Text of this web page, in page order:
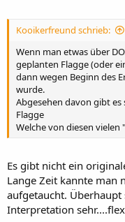
Kooikerfreund schrieb:
Wenn man etwas über
geplanten Flagge (oder
dann wegen Beginn des
wurde.
Abgesehen davon gibt
Flagge
Welche von diesen
Es gibt nicht ein
Lange Zeit kannte man
aufgetaucht.
Interpretation